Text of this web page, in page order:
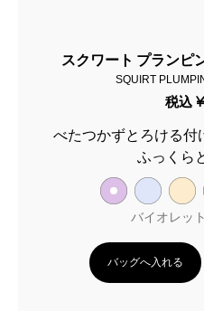
スクワート プランピ
SQUIRT
税込
べたつかずとろける付け心地。カラー+ケア＋
ふっくら
バイオレッ
バッグへ入れる